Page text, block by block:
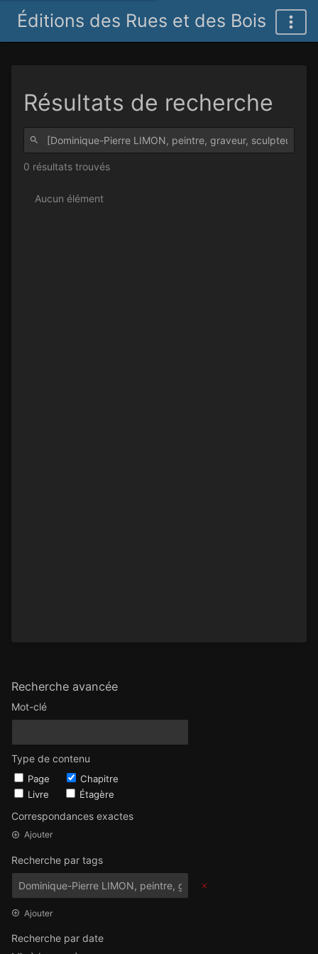
Éditions des Rues et des Bois
Recherche avancée
Mot-clé
Type de contenu
Page
Chapitre
Livre
Étagère
Correspondances exactes
Ajouter
Recherche par tags
Ajouter
Recherche par date
Résultats de recherche
0 résultats trouvés
Aucun élément